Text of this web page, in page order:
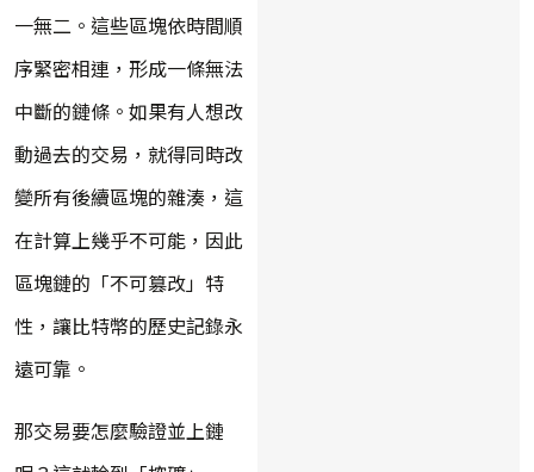
一無二。這些區塊依時間順
序緊密相連，形成一條無法
中斷的鏈條。如果有人想改
動過去的交易，就得同時改
變所有後續區塊的雜湊，這
在計算上幾乎不可能，因此
區塊鏈的「不可篡改」特
性，讓比特幣的歷史記錄永
遠可靠。
那交易要怎麼驗證並上鏈